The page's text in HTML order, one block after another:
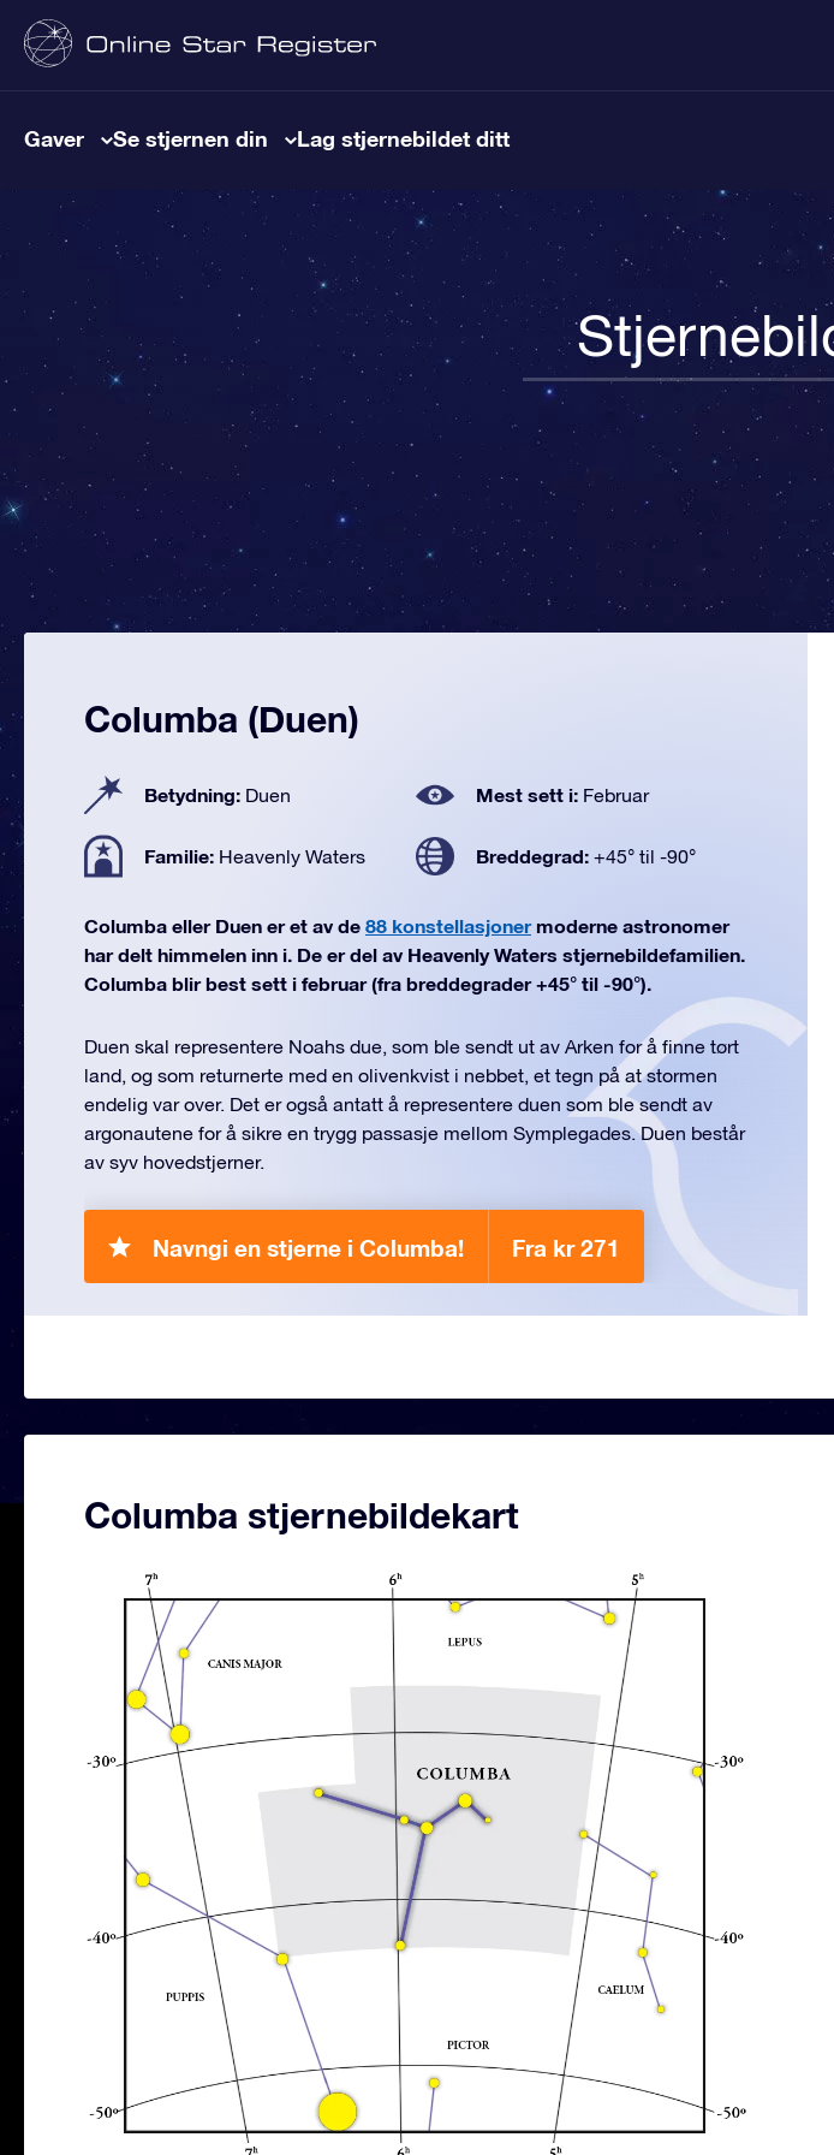
Gaver Se stjernen din Lag stjernebildet ditt
Columba (Duen)
Betydning: Duen Mest sett i: Februar
Familie: Heavenly Waters Breddegrad: +45° til -90°
Columba eller Duen er et av de 88 konstellasjonermoderne astronomer
har delt himmelen inn i. De er del av Heavenly Waters stjernebildefamilien.
Columba blir best sett i februar (fra breddegrader +45° til -90°).
Duen skal representere Noahs due, som ble sendt ut av Arken for å finne tørt
land, og som returnerte med en olivenkvist i nebbet, et tegn på at stormen
endelig var over. Det er også antatt å representere duen som ble sendt av
argonautene for å sikre en trygg passasje mellom Symplegades. Duen består
av syv hovedstjerner.
Navngi en stjerne i Columba! Fra kr 271
Columba stjernebildekart